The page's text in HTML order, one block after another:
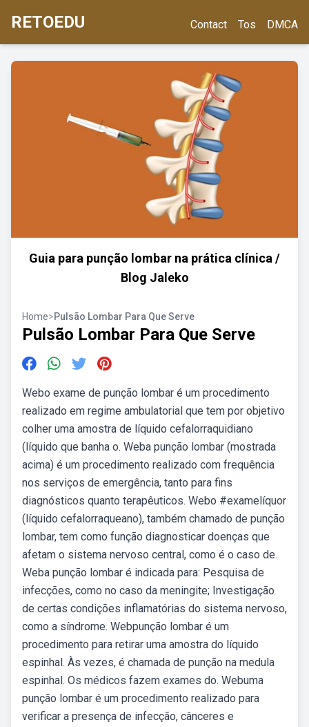
RETOEDU Contact Tos DMCA
Guia para punção lombar na prática clínica /
Blog Jaleko
Home>Pulsão Lombar Para Que Serve
Pulsão Lombar Para Que Serve
Webo exame de punção lombar é um procedimento
realizado em regime ambulatorial que tem por objetivo
colher uma amostra de líquido cefalorraquidiano
(líquido que banha o. Weba punção lombar (mostrada
acima) é um procedimento realizado com frequência
nos serviços de emergência, tanto para fins
diagnósticos quanto terapêuticos. Webo #examelíquor
(líquido cefalorraqueano), também chamado de punção
lombar, tem como função diagnosticar doenças que
afetam o sistema nervoso central, como é o caso de.
Weba punção lombar é indicada para: Pesquisa de
infecções, como no caso da meningite; Investigação
de certas condições inflamatórias do sistema nervoso,
como a síndrome. Webpunção lombar é um
procedimento para retirar uma amostra do líquido
espinhal. Às vezes, é chamada de punção na medula
espinhal. Os médicos fazem exames do. Webuma
punção lombar é um procedimento realizado para
verificar a presença de infecção, cânceres e